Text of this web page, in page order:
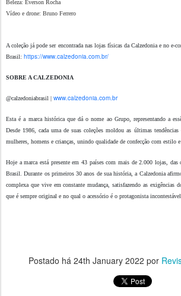
Beleza: Everson Rocha
Vídeo e drone: Bruno Ferrero
A coleção já pode ser encontrada nas lojas físicas da Calzedonia e no e-
Brasil: https://www.calzedonia.com.br/
SOBRE A CALZEDONIA
@calzedoniabrasil | www.calzedonia.com.br
Esta é a marca histórica que dá o nome ao Grupo, representando a
Desde 1986, cada uma de suas coleções moldou as últimas
mulheres, homens e crianças, unindo qualidade de confecção com estilo e
Hoje a marca está presente em 43 países com mais de 2.000 lojas,
Brasil. Durante os primeiros 30 anos de sua história, a Calzedonia
complexa que vive em constante mudança, satisfazendo as exigências
que é sempre original e no qual o acessório é o protagonista incontestável.
Postado há 24th January 2022 por